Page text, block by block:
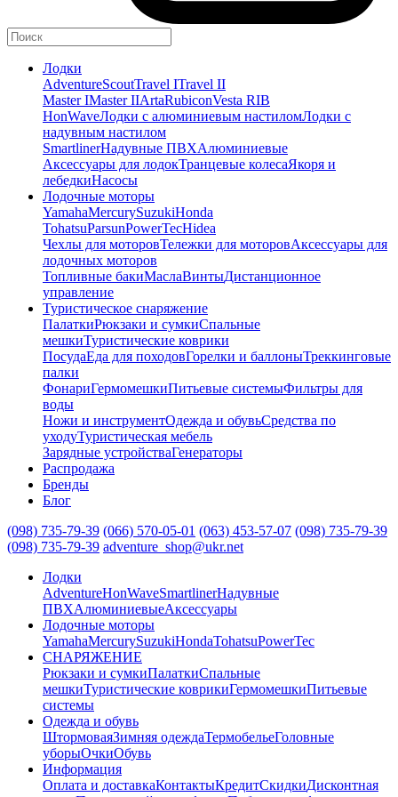
Лодки
AdventureScoutTravel ITravel II
Master IMaster IIArtaRubiconVesta RIB
HonWaveЛодки с алюминиевым настиломЛодки с
надувным настилом
SmartlinerНадувные ПВХАлюминиевые
Аксессуары для лодокТранцевые колесаЯкоря и
лебедкиНасосы
Лодочные моторы
YamahaMercurySuzukiHonda
TohatsuParsunPowerTecHidea
Чехлы для моторовТележки для моторовАксессуары для
лодочных моторов
Топливные бакиМаслаВинтыДистанционное
управление
Туристическое снаряжение
ПалаткиРюкзаки и сумкиСпальные
мешкиТуристические коврики
ПосудаЕда для походовГорелки и баллоныТреккинговые
палки
ФонариГермомешкиПитьевые системыФильтры для
воды
Ножи и инструментОдежда и обувьСредства по
уходуТуристическая мебель
Зарядные устройстваГенераторы
Распродажа
Бренды
Блог
(098) 735-79-39 (066) 570-05-01 (063) 453-57-07 (098) 735-79-39
(098) 735-79-39 adventure_shop@ukr.net
Лодки
AdventureHonWaveSmartlinerНадувные
ПВХАлюминиевыеАксессуары
Лодочные моторы
YamahaMercurySuzukiHondaTohatsuPowerTec
СНАРЯЖЕНИЕ
Рюкзаки и сумкиПалаткиСпальные
мешкиТуристические коврикиГермомешкиПитьевые
системы
Одежда и обувь
ШтормоваяЗимняя одеждаТермобельеГоловные
уборыОчкиОбувь
Информация
Оплата и доставкаКонтактыКредитСкидкиДисконтная